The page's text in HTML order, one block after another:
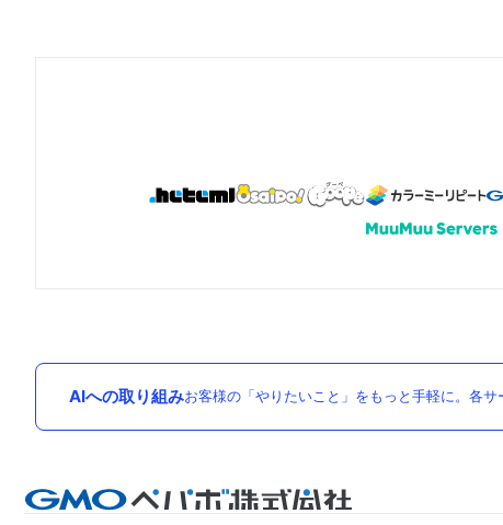
AIへの取り組みお客様の「やりたいこと」をもっと手軽に。各